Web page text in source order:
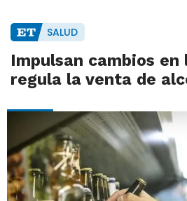
SALUD
Impulsan cambios en
regula la venta de